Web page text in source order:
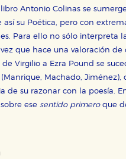
Antonio Colinas se
su Poética, pero con
Para ello no sólo
que hace una valoración
Virgilio a Ezra Pound se
Machado,
de su razonar con la poesía.
ese sentido primeroque